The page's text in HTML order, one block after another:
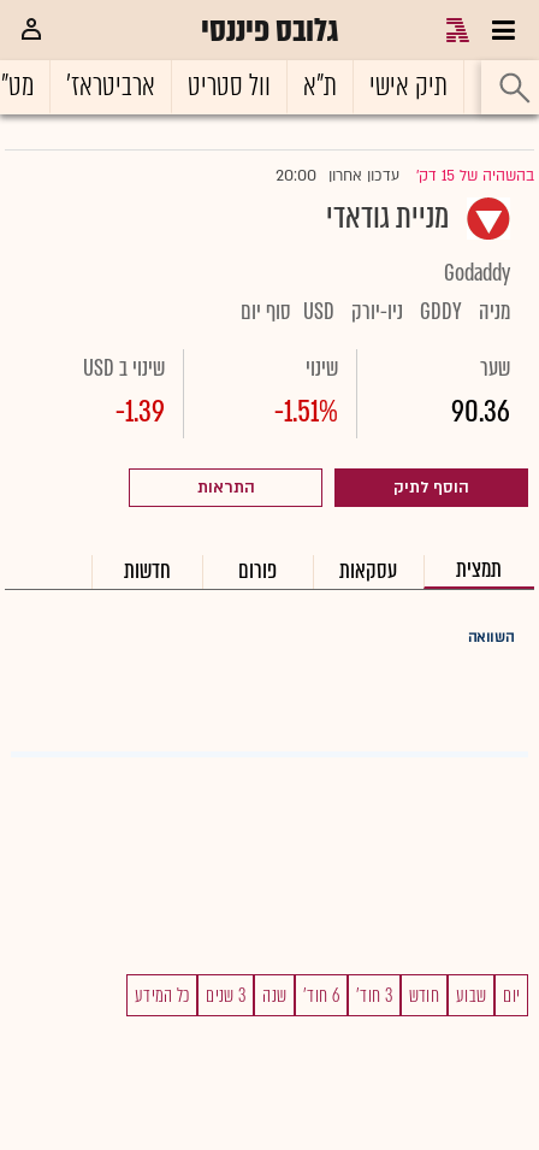
גלובס פיננסי
ראשי תיק אישי ת"א וול סטריט ארביטראז'
בהשהיה של 15 דק' |עדכון אחרון 20:00
מניית גודאדי
Godaddy
מניה GDDY ניו-יורק USD סוף יום
שער
90.36
שינוי
-1.51%
שינוי ב USD
-1.39
הוסף לתיק התראות
תמצית עסקאות פורום חדשות
השוואה
יום שבוע חודש 3 חוד' 6 חוד' שנה 3 שנים כל המידע